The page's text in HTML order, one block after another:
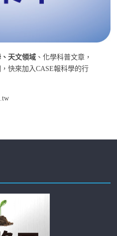
天文領域 、化學科普文章，
快來加入CASE報科學的行